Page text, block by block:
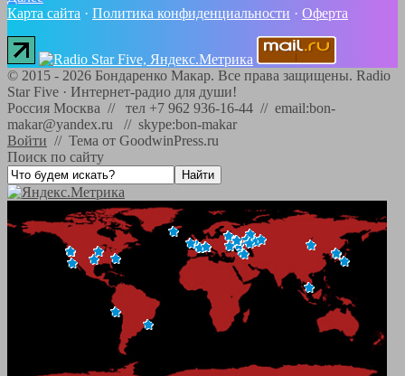
Карта сайта · Политика конфиденциальности · Оферта
© 2015 - 2026 Бондаренко Макар. Все права защищены. Radio
Star Five · Интернет-радио для души!
Россия Москва // тел +7 962 936-16-44 // email:bon-
makar@yandex.ru // skype:bon-makar
Войти // Тема от GoodwinPress.ru
Поиск по сайту